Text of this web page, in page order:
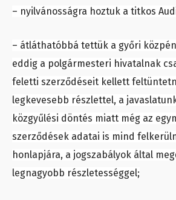
– nyilvánosságra hoztuk a titkos
– átláthatóbbá tettük a győri
eddig a polgármesteri hivatalnak
feletti szerződéseit kellett
legkevesebb részlettel, a
közgyűlési döntés miatt még az
szerződések adatai is mind
honlapjára, a jogszabályok által
legnagyobb részletességgel;